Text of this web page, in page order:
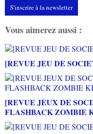
S'inscrire à la newsletter
Vous aimerez aussi :
[REVUE JEU DE
[REVUE JEUX DE
FLASHBACK ZOMBIE